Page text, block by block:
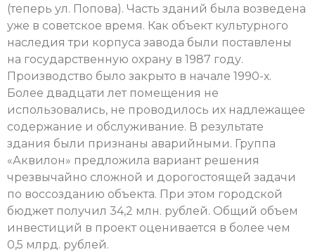
(теперь ул. Попова). Часть зданий была возведена
уже в советское время. Как объект культурного
наследия три корпуса завода были поставлены
на государственную охрану в 1987 году.
Производство было закрыто в начале 1990-х.
Более двадцати лет помещения не
использовались, не проводилось их надлежащее
содержание и обслуживание. В результате
здания были признаны аварийными. Группа
«Аквилон» предложила вариант решения
чрезвычайно сложной и дорогостоящей задачи
по воссозданию объекта. При этом городской
бюджет получил 34,2 млн. рублей. Общий объем
инвестиций в проект оценивается в более чем
0,5 млрд. рублей.